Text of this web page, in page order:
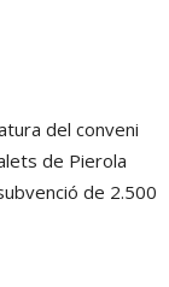
del conveni
de Pierola
de 2.500